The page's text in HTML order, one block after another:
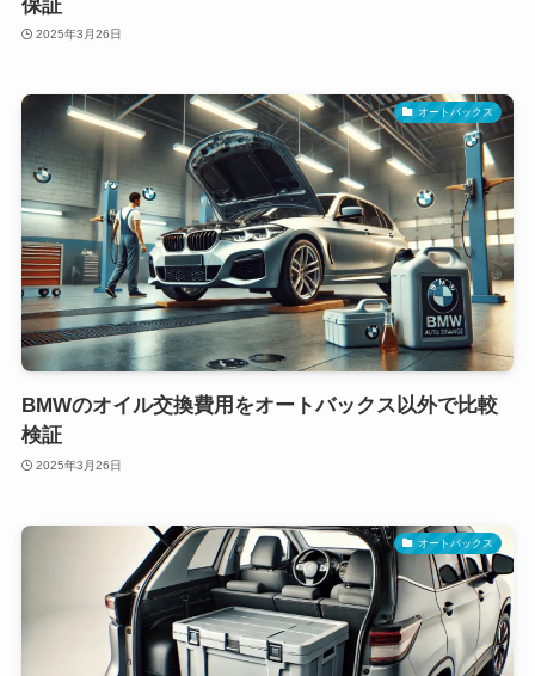
保証
2025年3月26日
オートバックス
BMWのオイル交換費用をオートバックス以外で比較
検証
2025年3月26日
オートバックス